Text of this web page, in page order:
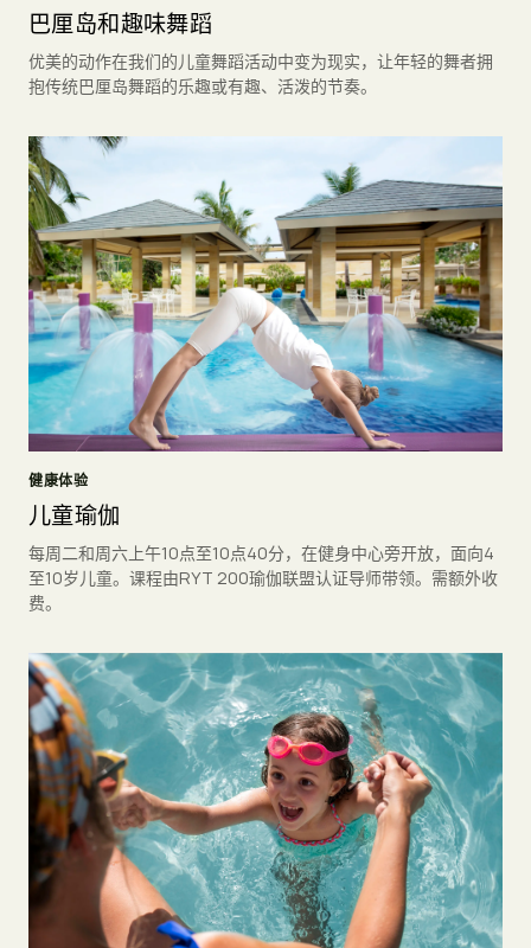
巴厘岛和趣味舞蹈
优美的动作在我们的儿童舞蹈活动中变为现实，让年轻的舞者拥
抱传统巴厘岛舞蹈的乐趣或有趣、活泼的节奏。
健康体验
儿童瑜伽
每周二和周六上午10点至10点40分，在健身中心旁开放，面向4
至10岁儿童。课程由RYT 200瑜伽联盟认证导师带领。需额外收
费。